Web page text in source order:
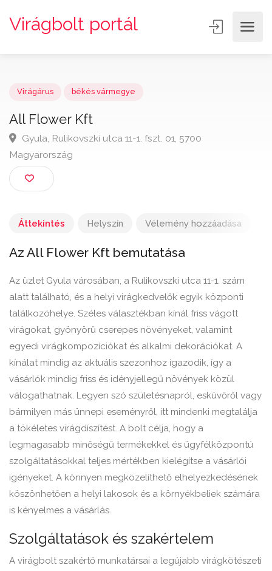
Virágbolt portál
All Flower Kft
Gyula, Rulikovszki utca 11-1. fszt. 01, 5700
Magyarország
Áttekintés Helyszín Vélemény hozzáadása
Az All Flower Kft bemutatása
Az üzlet Gyula városában, a Rulikovszki utca 11-1. szám
alatt található, és a helyi virágkedvelők egyik központi
találkozóhelye. Széles választékban kínál friss vágott
virágokat, gyönyörű cserepes növényeket, valamint
egyedi virágkompozíciókat és alkalmi dekorációkat. A
kínálat mindig az aktuális szezonhoz igazodik, így a
vásárlók mindig friss és idényjellegű növények közül
válogathatnak. Legyen szó születésnapról, esküvőről vagy
bármilyen más ünnepi eseményről, itt mindenki megtalálja
a tökéletes virágdíszítést. A bolt célja, hogy a
legmagasabb minőségű termékekkel és ügyfélközpontú
szolgáltatásokkal teljes mértékben kielégítse a vásárlói
igényeket. A könnyen megközelíthető elhelyezkedésének
köszönhetően a helyi lakosok és a környékbeliek számára
is kényelmes a vásárlás.
Szolgáltatások és szakértelem
A virágbolt szakértő munkatársai a legújabb virágkötészeti